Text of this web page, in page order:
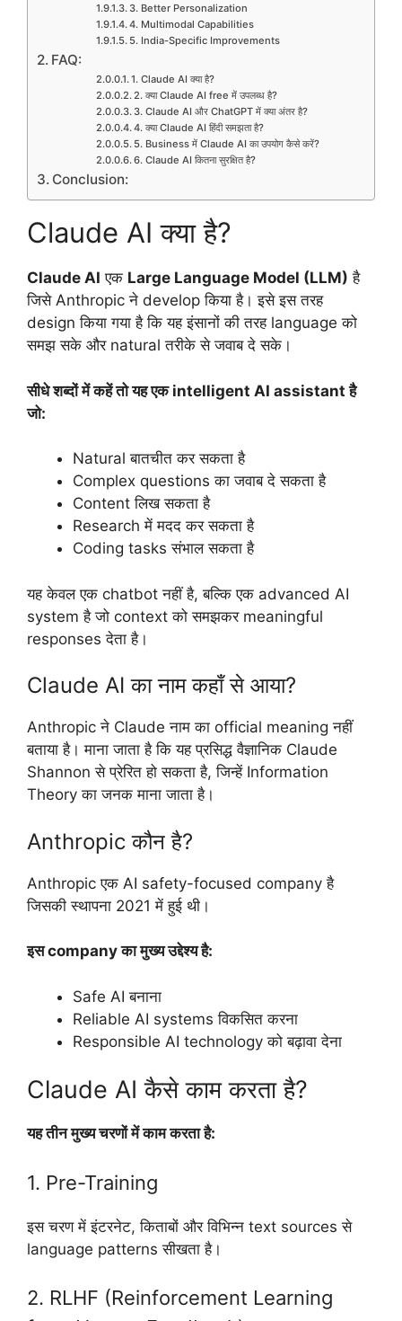
3. Better Personalization
4. Multimodal Capabilities
5. India-Specific Improvements
FAQ:
1. Claude AI क्या है?
2. क्या Claude AI free में उपलब्ध है?
3. Claude AI और ChatGPT में क्या अंतर है?
4. क्या Claude AI हिंदी समझता है?
5. Business में Claude AI का उपयोग कैसे करें?
6. Claude AI कितना सुरक्षित है?
Conclusion:
Claude AI क्या है?
Claude AI एक Large Language Model (LLM) है
जिसे Anthropic ने develop किया है। इसे इस तरह
design किया गया है कि यह इंसानों की तरह language को
समझ सके और natural तरीके से जवाब दे सके।
सीधे शब्दों में कहें तो यह एक intelligent AI assistant है
जो:
Natural बातचीत कर सकता है
Complex questions का जवाब दे सकता है
Content लिख सकता है
Research में मदद कर सकता है
Coding tasks संभाल सकता है
यह केवल एक chatbot नहीं है, बल्कि एक advanced AI
system है जो context को समझकर meaningful
responses देता है।
Claude AI का नाम कहाँ से आया?
Anthropic ने Claude नाम का official meaning नहीं
बताया है। माना जाता है कि यह प्रसिद्ध वैज्ञानिक Claude
Shannon से प्रेरित हो सकता है, जिन्हें Information
Theory का जनक माना जाता है।
Anthropic कौन है?
Anthropic एक AI safety-focused company है
जिसकी स्थापना 2021 में हुई थी।
इस company का मुख्य उद्देश्य है:
Safe AI बनाना
Reliable AI systems विकसित करना
Responsible AI technology को बढ़ावा देना
Claude AI कैसे काम करता है?
यह तीन मुख्य चरणों में काम करता है:
1. Pre-Training
इस चरण में इंटरनेट, किताबों और विभिन्न text sources से
language patterns सीखता है।
2. RLHF (Reinforcement Learning